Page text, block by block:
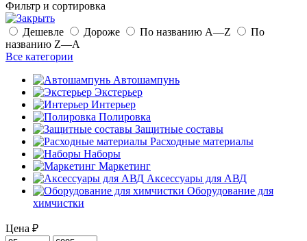
Фильтр и сортировка
Дешевле Дороже По названию A—Z
По
названию Z—A
Все категории
Автошампунь
Экстерьер
Интерьер
Полировка
Защитные составы
Расходные материалы
Наборы
Маркетинг
Аксессуары для АВД
Оборудование для
химчистки
Цена ₽